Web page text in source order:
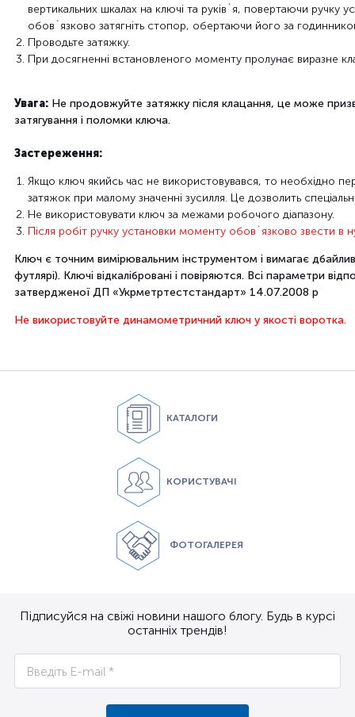
вертикальних шкалах на ключі та руків`я, повертаючи ручку
обов`язково затягніть стопор, обертаючи його за
Проводьте затяжку.
При досягненні встановленого моменту пролунає виразне
Увага: Не продовжуйте затяжку після клацання, це може
затягування і поломки ключа.
Застереження:
Якщо ключ якийсь час не використовувався, то необхідно
затяжок при малому значенні зусилля. Це дозволить
Не використовувати ключ за межами робочого діапазону.
Після робіт ручку установки моменту обов`язково звести в
Ключ є точним вимірювальним інструментом і вимагає
футлярі). Ключі відкалібровані і повіряются. Всі параметри
затвердженої ДП «Укрметртестстандарт» 14.07.2008 р
Не використовуйте динамометричний ключ у якості воротка.
КАТАЛОГИ
КОРИСТУВАЧІ
ФОТОГАЛЕРЕЯ
Підписуйся на свіжі новини нашого блогу. Будь в курсі
останніх трендів!